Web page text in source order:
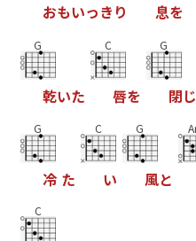
おもいっき り 息を
G
乾いた
C
唇を
G
閉じ
G
冷 た
C
い
G
風と
C